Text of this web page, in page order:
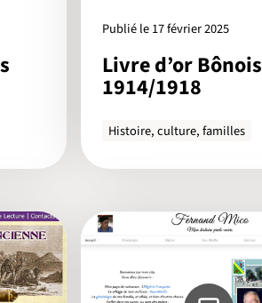
Publié le 17 février 2025
Livre d’or Bônois
1914/1918
Histoire, culture, familles